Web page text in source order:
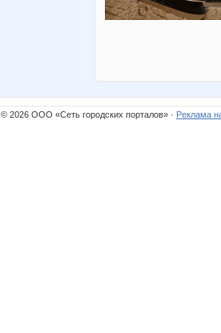
© 2026 ООО «Сеть городских порталов» · Реклама